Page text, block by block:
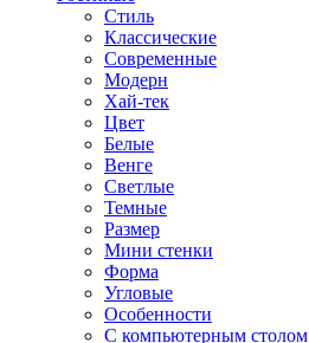
Стиль
Классические
Современные
Модерн
Хай-тек
Цвет
Белые
Венге
Светлые
Темные
Размер
Мини стенки
Форма
Угловые
Особенности
С компьютерным столом